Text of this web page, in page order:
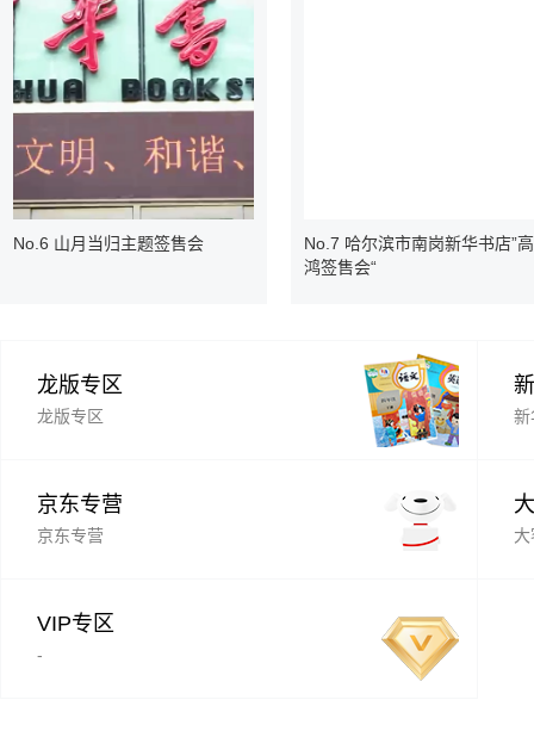
No.6 山月当归主题签售会
No.7 哈尔滨市南岗新华书店”高
鸿签售会“
龙版专区
龙版专区 新
京东专营
京东专营
VIP专区
-